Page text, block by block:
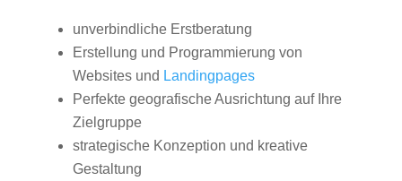
unverbindliche Erstberatung
Erstellung und Programmierung von
Websites und Landingpages
Perfekte geografische Ausrichtung auf Ihre
Zielgruppe
strategische Konzeption und kreative
Gestaltung